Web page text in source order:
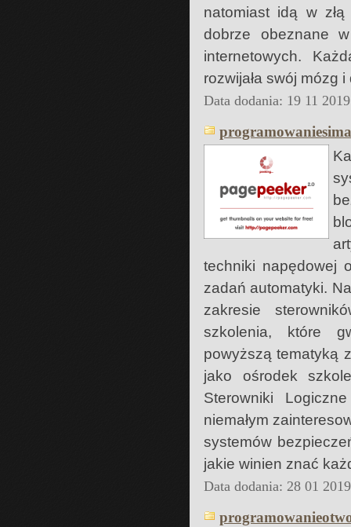
natomiast idą w
dobrze obeznane
internetowych.
rozwijała swój mózg
Data dodania: 19 11
techniki napędowej
zadań automatyki.
zakresie
szkolenia, które
powyższą tematyką
jako ośrodek
Sterowniki
niemałym
systemów
jakie winien znać
Data dodania: 28 01